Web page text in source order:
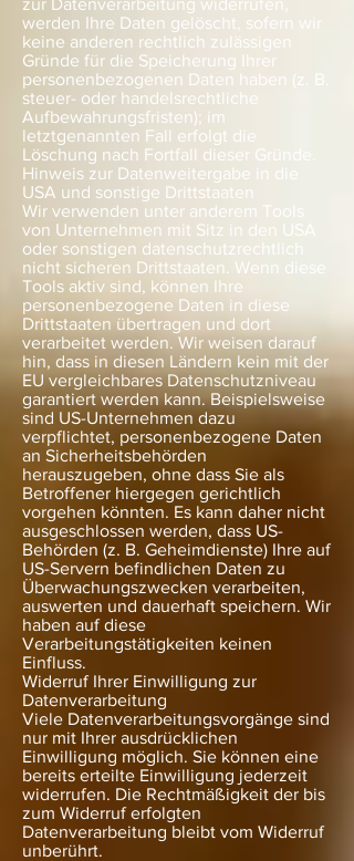
zur Datenverarbeitung widerrufen,
werden Ihre Daten gelöscht, sofern wir
keine anderen rechtlich zulässigen
Gründe für die Speicherung Ihrer
personenbezogenen Daten haben (z. B.
steuer- oder handelsrechtliche
Aufbewahrungsfristen); im
letztgenannten Fall erfolgt die
Löschung nach Fortfall dieser Gründe.
Hinweis zur Datenweitergabe in die
USA und sonstige Drittstaaten
Wir verwenden unter anderem Tools
von Unternehmen mit Sitz in den USA
oder sonstigen datenschutzrechtlich
nicht sicheren Drittstaaten. Wenn diese
Tools aktiv sind, können Ihre
personenbezogene Daten in diese
Drittstaaten übertragen und dort
verarbeitet werden. Wir weisen darauf
hin, dass in diesen Ländern kein mit der
EU vergleichbares Datenschutzniveau
garantiert werden kann. Beispielsweise
sind US-Unternehmen dazu
verpflichtet, personenbezogene Daten
an Sicherheitsbehörden
herauszugeben, ohne dass Sie als
Betroffener hiergegen gerichtlich
vorgehen könnten. Es kann daher nicht
ausgeschlossen werden, dass US-
Behörden (z. B. Geheimdienste) Ihre auf
US-Servern befindlichen Daten zu
Überwachungszwecken verarbeiten,
auswerten und dauerhaft speichern. Wir
haben auf diese
Verarbeitungstätigkeiten keinen
Einfluss.
Widerruf Ihrer Einwilligung zur
Datenverarbeitung
Viele Datenverarbeitungsvorgänge sind
nur mit Ihrer ausdrücklichen
Einwilligung möglich. Sie können eine
bereits erteilte Einwilligung jederzeit
widerrufen. Die Rechtmäßigkeit der bis
zum Widerruf erfolgten
Datenverarbeitung bleibt vom Widerruf
unberührt.